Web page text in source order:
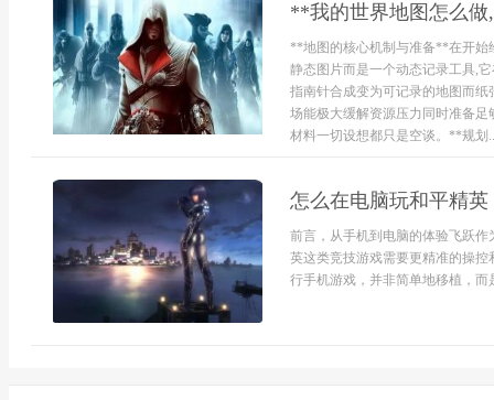
**我的世界地图怎么
**地图的核心机制与准备**在开始
静态图片而是一个动态记录工具,
指南针合成变为可记录的地图而
场能极大缓解资源压力同时准备
材料一切设想都只是空谈。**规划
怎么在电脑玩和平精
前言，从手机到电脑的体验飞跃
英这类竞技游戏需要更精准的操
行手机游戏，并非简单地移植，而